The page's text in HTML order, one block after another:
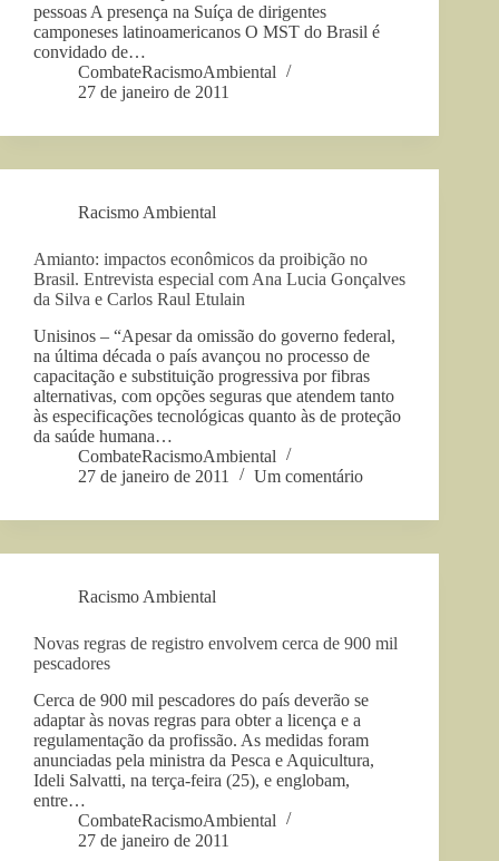
pessoas A presença na Suíça de dirigentes
camponeses latinoamericanos O MST do Brasil é
convidado de…
CombateRacismoAmbiental
27 de janeiro de 2011
Racismo Ambiental
Amianto: impactos econômicos da proibição no
Brasil. Entrevista especial com Ana Lucia Gonçalves
da Silva e Carlos Raul Etulain
Unisinos – “Apesar da omissão do governo federal,
na última década o país avançou no processo de
capacitação e substituição progressiva por fibras
alternativas, com opções seguras que atendem tanto
às especificações tecnológicas quanto às de proteção
da saúde humana…
CombateRacismoAmbiental
27 de janeiro de 2011
Um comentário
Racismo Ambiental
Novas regras de registro envolvem cerca de 900 mil
pescadores
Cerca de 900 mil pescadores do país deverão se
adaptar às novas regras para obter a licença e a
regulamentação da profissão. As medidas foram
anunciadas pela ministra da Pesca e Aquicultura,
Ideli Salvatti, na terça-feira (25), e englobam,
entre…
CombateRacismoAmbiental
27 de janeiro de 2011